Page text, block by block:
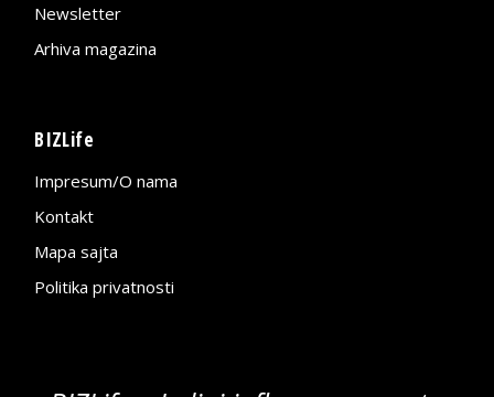
Newsletter
Arhiva magazina
BIZLife
Impresum/O nama
Kontakt
Mapa sajta
Politika privatnosti